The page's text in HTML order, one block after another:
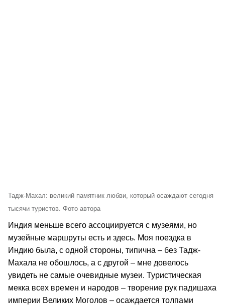
Тадж-Махал: великий памятник любви, который осаждают сегодня
тысячи туристов. Фото автора
Индия меньше всего ассоциируется с музеями, но
музейные маршруты есть и здесь. Моя поездка в
Индию была, с одной стороны, типична – без Тадж-
Махала не обошлось, а с другой – мне довелось
увидеть не самые очевидные музеи. Туристическая
мекка всех времен и народов – творение рук падишаха
империи Великих Моголов – осаждается толпами